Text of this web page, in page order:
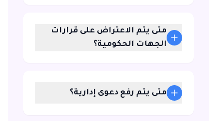
متى يتم الاعتراض على قرارات
الجهات الحكومية؟
متى يتم رفع دعوى إدارية؟